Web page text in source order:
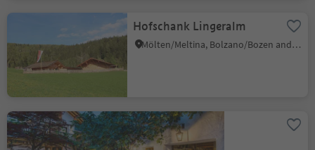
Hofschank Lingeralm
Mölten/Meltina, Bolzano/Bozen and environs
Wine cellar
Rebmannkeller